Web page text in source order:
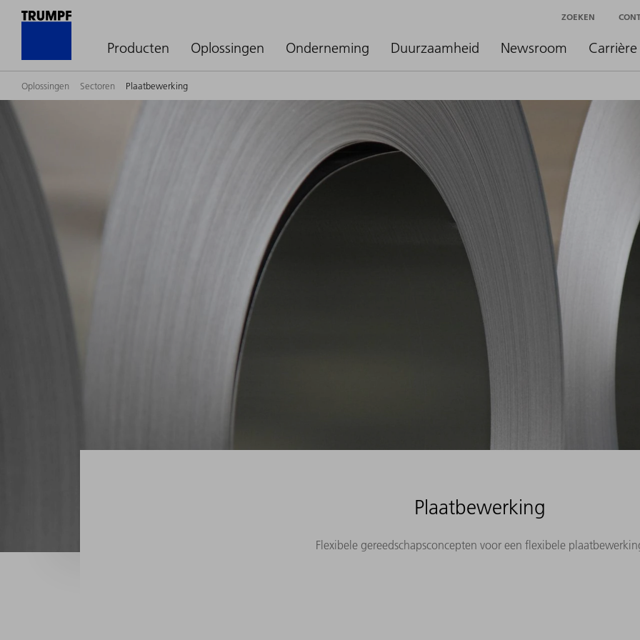
Producten Oplossingen Onderneming Duurzaamheid Newsroom Carrière
ZOEKEN
Oplossingen Sectoren Plaatbewerking
Plaatbewerking
Flexibele gereedschapsconcepten voor een flexibele